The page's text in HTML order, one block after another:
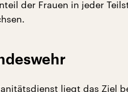
der Frauen in jeder
liegt das Ziel